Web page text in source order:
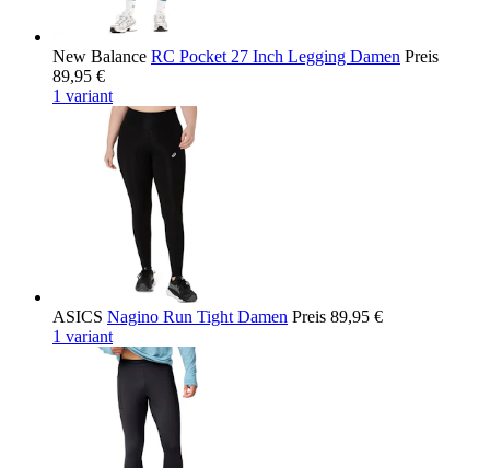
New Balance RC Pocket 27 Inch Legging Damen Preis
89,95 €
1 variant
ASICS Nagino Run Tight Damen Preis 89,95 €
1 variant